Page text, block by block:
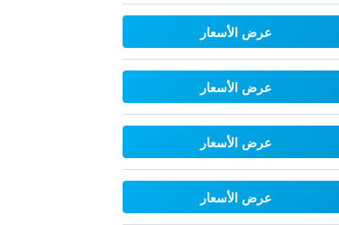
عرض الأسعار
عرض الأسعار
عرض الأسعار
عرض الأسعار